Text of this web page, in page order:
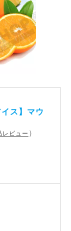
POD型VAPE
ス】マウ
レビュー ）